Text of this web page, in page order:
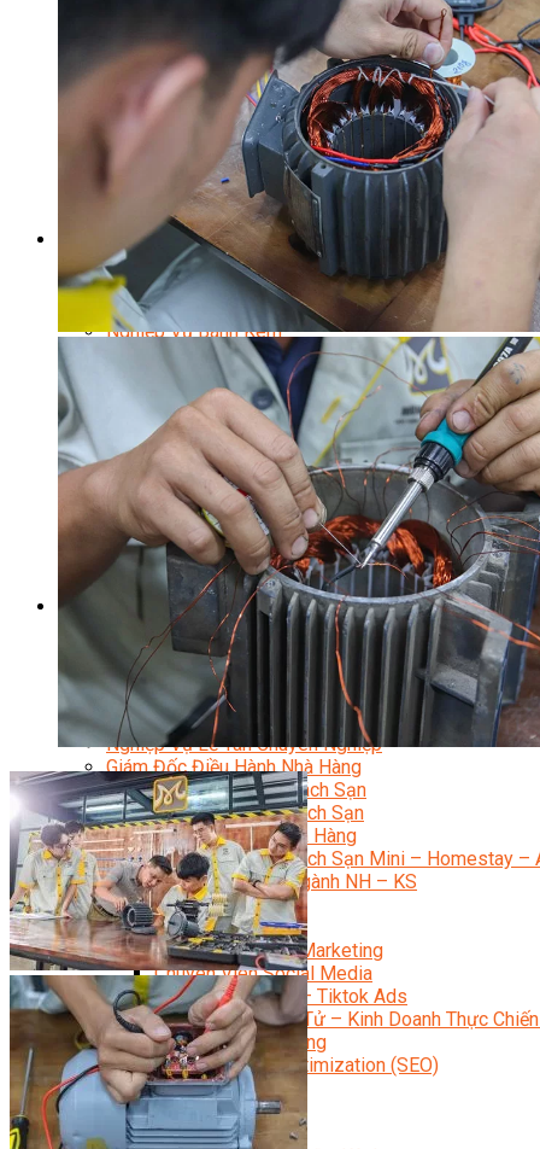
Khởi Sự Kinh Doanh Cafe – Chuỗi Cafe
Bí Quyết Khởi Nghiệp Mô Hình Đồ Uống
Kinh Doanh Mô Hình Đồ Uống Thịnh Hành
Kinh Doanh Chuỗi Và Nhượng Quyền
Tiếng Anh Chuyên Ngành Pha Chế
Học Làm Kem
Học Pha Chế Trà Sữa
Chuyên Đề Pha Chế
Video Dạy Pha Chế
Làm Bánh
Nghiệp Vụ Bếp Trưởng Bếp Bánh
Nghiệp Vụ Bếp Bánh Quốc Tế
Nghiệp Vụ Quản Lý Bếp Bánh
Nghiệp Vụ Bánh Kem
Bánh Nhật
Bánh Mì Nâng Cao
Bánh Đài Loan
Bánh Ngắn Hạn
Bánh Kinh Doanh
Handmade Mini Cake
Master Class
Bí Quyết Kinh Doanh Và Vận Hành Mô Hình Bánh
Chuyên Đề Bếp Bánh
Video Dạy Làm Bánh
Quản Trị NHKS
Quản Trị Nhà Hàng Khách Sạn Quốc Tế
Nghiệp Vụ Quản Lý NH-KS
Quản Lý Nhà Hàng Chuyên Nghiệp
Quản Lý Khách Sạn Chuyên Nghiệp
Nghiệp Vụ Quản Lý Nhà Hàng
Nghiệp Vụ Lễ Tân Chuyên Nghiệp
Giám Đốc Điều Hành Nhà Hàng
Tiếng Anh Nhà Hàng Khách Sạn
Khởi Sự Kinh Doanh Khách Sạn
Khởi Sự Kinh Doanh Nhà Hàng
Khởi Sự Kinh Doanh Khách Sạn Mini – Homestay –
Kiến Thức & Kỹ Năng Ngành NH – KS
Marketing
Digital Marketing
Giám Đốc Digital Marketing
Chuyên Viên Social Media
Tiktok Marketing – Tiktok Ads
Thương Mại Điện Tử – Kinh Doanh Thực
Facebook Marketing
Search Engine Optimization (SEO)
Quản Trị Fanpage
Facebook Ads
Google Ads